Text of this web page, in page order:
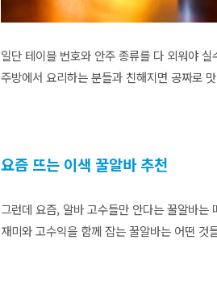
일단 테이블 번호와 안주 종류를 다 외워야
주방에서 요리하는 분들과 친해지면 공짜로
요즘 뜨는 이색 꿀알바 추천
그런데 요즘, 알바 고수들만 안다는 꿀알바는
재미와 고수익을 함께 잡는 꿀알바는 어떤 것